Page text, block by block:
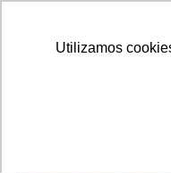
Utilizamos